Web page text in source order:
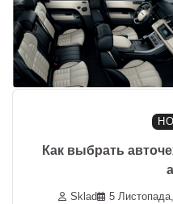
Как выбрать
Sklad 5